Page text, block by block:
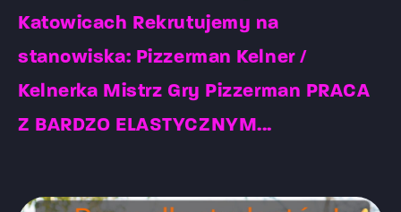
Katowicach Rekrutujemy na
stanowiska: Pizzerman Kelner /
Kelnerka Mistrz Gry Pizzerman PRACA
Z BARDZO ELASTYCZNYM...